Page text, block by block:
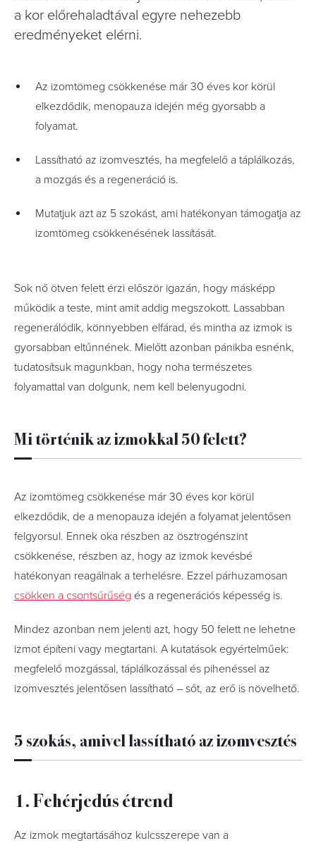
a kor előrehaladtával egyre nehezebb
eredményeket elérni.
Az izomtömeg csökkenése már 30 éves kor körül
elkezdődik, menopauza idején még gyorsabb a
folyamat.
Lassítható az izomvesztés, ha megfelelő a táplálkozás,
a mozgás és a regeneráció is.
Mutatjuk azt az 5 szokást, ami hatékonyan támogatja az
izomtömeg csökkenésének lassítását.
Sok nő ötven felett érzi először igazán, hogy másképp
működik a teste, mint amit addig megszokott. Lassabban
regenerálódik, könnyebben elfárad, és mintha az izmok is
gyorsabban eltűnnének. Mielőtt azonban pánikba esnénk,
tudatosítsuk magunkban, hogy noha természetes
folyamattal van dolgunk, nem kell belenyugodni.
Mi történik az izmokkal 50 felett?
Az izomtömeg csökkenése már 30 éves kor körül
elkezdődik, de a menopauza idején a folyamat jelentősen
felgyorsul. Ennek oka részben az ösztrogénszint
csökkenése, részben az, hogy az izmok kevésbé
hatékonyan reagálnak a terhelésre. Ezzel párhuzamosan
csökken a csontsűrűség és a regenerációs képesség is.
Mindez azonban nem jelenti azt, hogy 50 felett ne lehetne
izmot építeni vagy megtartani. A kutatások egyértelműek:
megfelelő mozgással, táplálkozással és pihenéssel az
izomvesztés jelentősen lassítható – sőt, az erő is növelhető.
5 szokás, amivel lassítható az izomvesztés
1. Fehérjedús étrend
Az izmok megtartásához kulcsszerepe van a